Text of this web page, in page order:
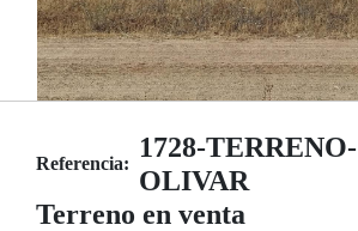
Referencia:
1728-TERRENO-
OLIVAR
Terreno en venta